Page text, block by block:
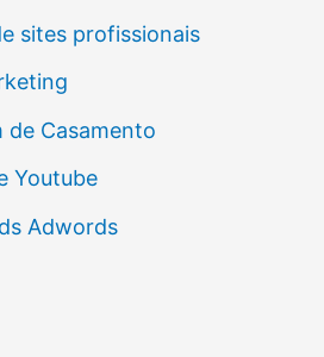
sites profissionais
de Casamento
Youtube
Adwords